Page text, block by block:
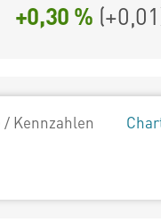
+0,30 % (+0,01
/ Kennzahlen